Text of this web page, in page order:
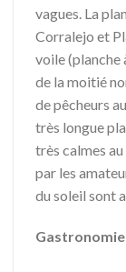
vagues. La
Corralejo et
voile (planche
de la moitié
de pêcheurs
très longue
très calmes
par les
du soleil sont
Gastronomie